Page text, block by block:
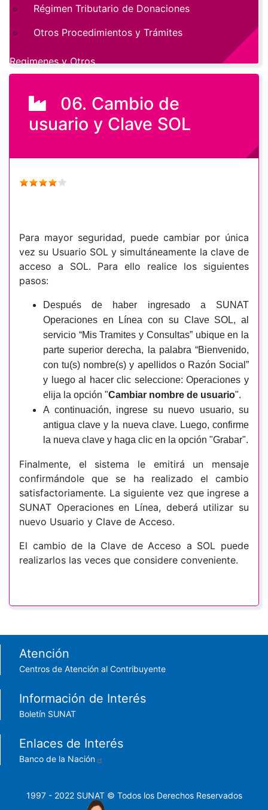
06. Cambio de
usuario y Clave SOL
Para mayor seguridad, puede cambiar por única
vez su Usuario SOL y simultáneamente la clave de
acceso a SOL. Para ello realice los siguientes
pasos:
Después de haber ingresado a SUNAT
Operaciones en Línea con su Clave SOL, al
servicio “Mis Tramites y Consultas” ubique en la
parte superior derecha, la palabra “Bienvenido,
con tu(s) nombre(s) y apellidos o Razón Social”
y luego al hacer clic seleccione: Operaciones y
elija la opción "Cambiar nombre de usuario".
A continuación, ingrese su nuevo usuario, su
antigua clave y la nueva clave. Luego, confirme
la nueva clave y haga clic en la opción "Grabar".
Finalmente, el sistema le emitirá un mensaje
confirmándole que se ha realizado el cambio
satisfactoriamente. La siguiente vez que ingrese a
SUNAT Operaciones en Línea, deberá utilizar su
nuevo Usuario y Clave de Acceso.
El cambio de la Clave de Acceso a SOL puede
realizarlos las veces que considere conveniente.
Régimen Tributario de Donaciones
Otros Procedimientos y Trámites
Regimenes y Otros
Footer menu
Atención
Centros de Atención al Contribuyente
Información de Interés
Boletín SUNAT
Enlaces de Interés
Banco de la Nación
1997 - 2022 SUNAT © Todos los Derechos Reservados